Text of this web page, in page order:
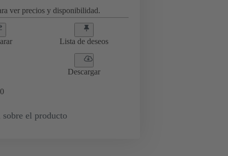
ver precios y disponibilidad.
Lista de deseos
Descargar
0
sobre el producto